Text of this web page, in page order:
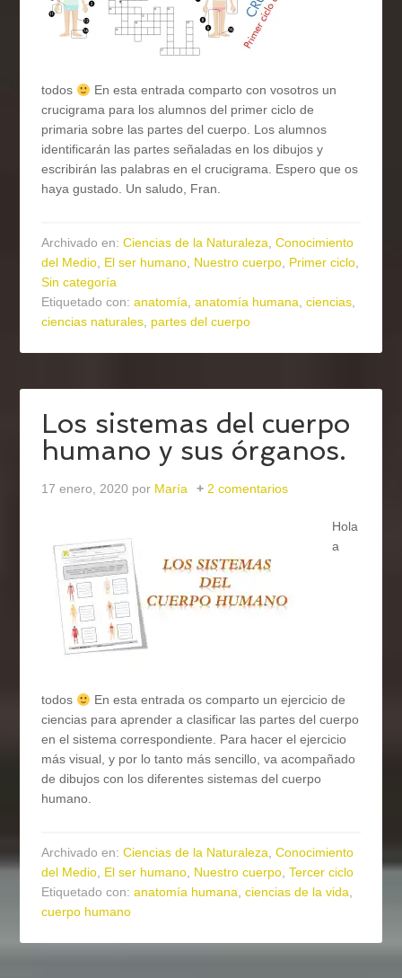
todos
En esta entrada comparto con vosotros un
crucigrama para los alumnos del primer ciclo de
primaria sobre las partes del cuerpo. Los alumnos
identificarán las partes señaladas en los dibujos y
escribirán las palabras en el crucigrama. Espero que os
haya gustado. Un saludo, Fran.
Archivado en:Ciencias de la Naturaleza,Conocimiento
del Medio, El ser humano, Nuestro cuerpo, Primer ciclo,
Sin categoría
Etiquetado con:anatomía,anatomía humana,ciencias,
ciencias naturales, partes del cuerpo
Los sistemas del cuerpo
humano y sus órganos.
17 enero, 2020 por María 2 comentarios
Hola
a
todos
En esta entrada os comparto un ejercicio de
ciencias para aprender a clasificar las partes del cuerpo
en el sistema correspondiente. Para hacer el ejercicio
más visual, y por lo tanto más sencillo, va acompañado
de dibujos con los diferentes sistemas del cuerpo
humano.
Archivado en:Ciencias de la Naturaleza,Conocimiento
del Medio, El ser humano, Nuestro cuerpo,Tercer ciclo
Etiquetado con:anatomía humana,ciencias de la vida,
cuerpo humano